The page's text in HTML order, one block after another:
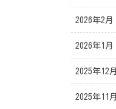
2026年2月
2026年1月
2025年12月
2025年11月